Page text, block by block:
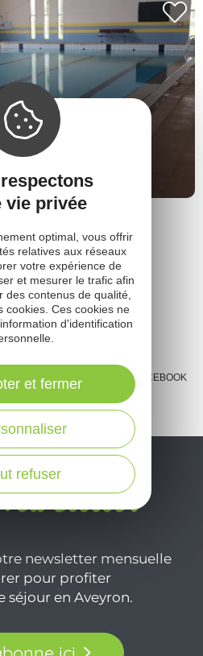
MESSENGER FACEBOOK
newsletter mensuelle
pour profiter
en Aveyron.
vie privée
optimal, vous offrir
relatives aux réseaux
votre expérience de
et mesurer le trafic afin
des contenus de qualité,
cookies. Ces cookies ne
d'identification
refuser
et fermer